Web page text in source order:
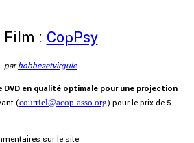
Film : CopPsy
parhobbesetvirgule
DVD en qualité optimale pour une projection
(courriel@acop-asso.org) pour le prix de 5
sur le site